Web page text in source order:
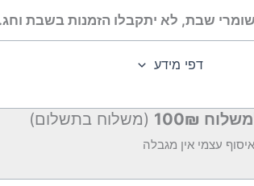
שומרי שבת, לא יתקבלו הזמנות בשבת וחג.
דפי מידע
100₪ (משלוח בתשלום)
עצמי אין מגבלה